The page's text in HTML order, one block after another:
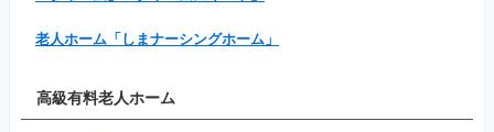
老人ホーム「しまナーシングホーム」
高級有料老人ホーム